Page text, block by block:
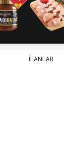
İLANLAR